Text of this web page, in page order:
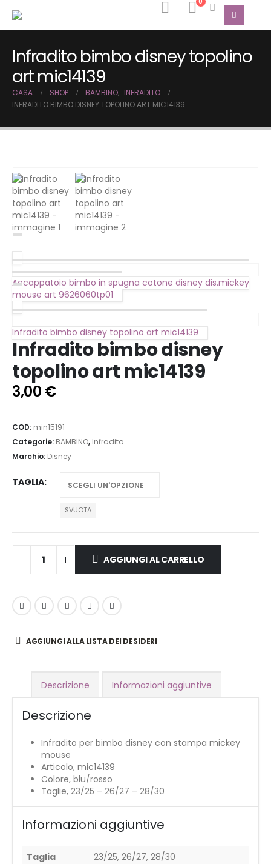
Infradito bimbo disney topolino
art mic14139
CASA SHOP BAMBINO, INFRADITO
INFRADITO BIMBO DISNEY TOPOLINO ART MIC14139
Accappatoio bimbo in spugna cotone disney dis.mickey
mouse art 9626060tp01
Infradito bimbo disney topolino art mic14139
Infradito bimbo disney
topolino art mic14139
3,00 €
COD: min15191
Categorie: BAMBINO, Infradito
Marchio: Disney
TAGLIA
SVUOTA
AGGIUNGI AL CARRELLO
AGGIUNGI ALLA LISTA DEI DESIDERI
Descrizione Informazioni aggiuntive
Descrizione
Infradito per bimbo disney con stampa mickey
mouse
Articolo, mic14139
Colore, blu/rosso
Taglie, 23/25 – 26/27 – 28/30
Informazioni aggiuntive
Taglia 23/25, 26/27, 28/30